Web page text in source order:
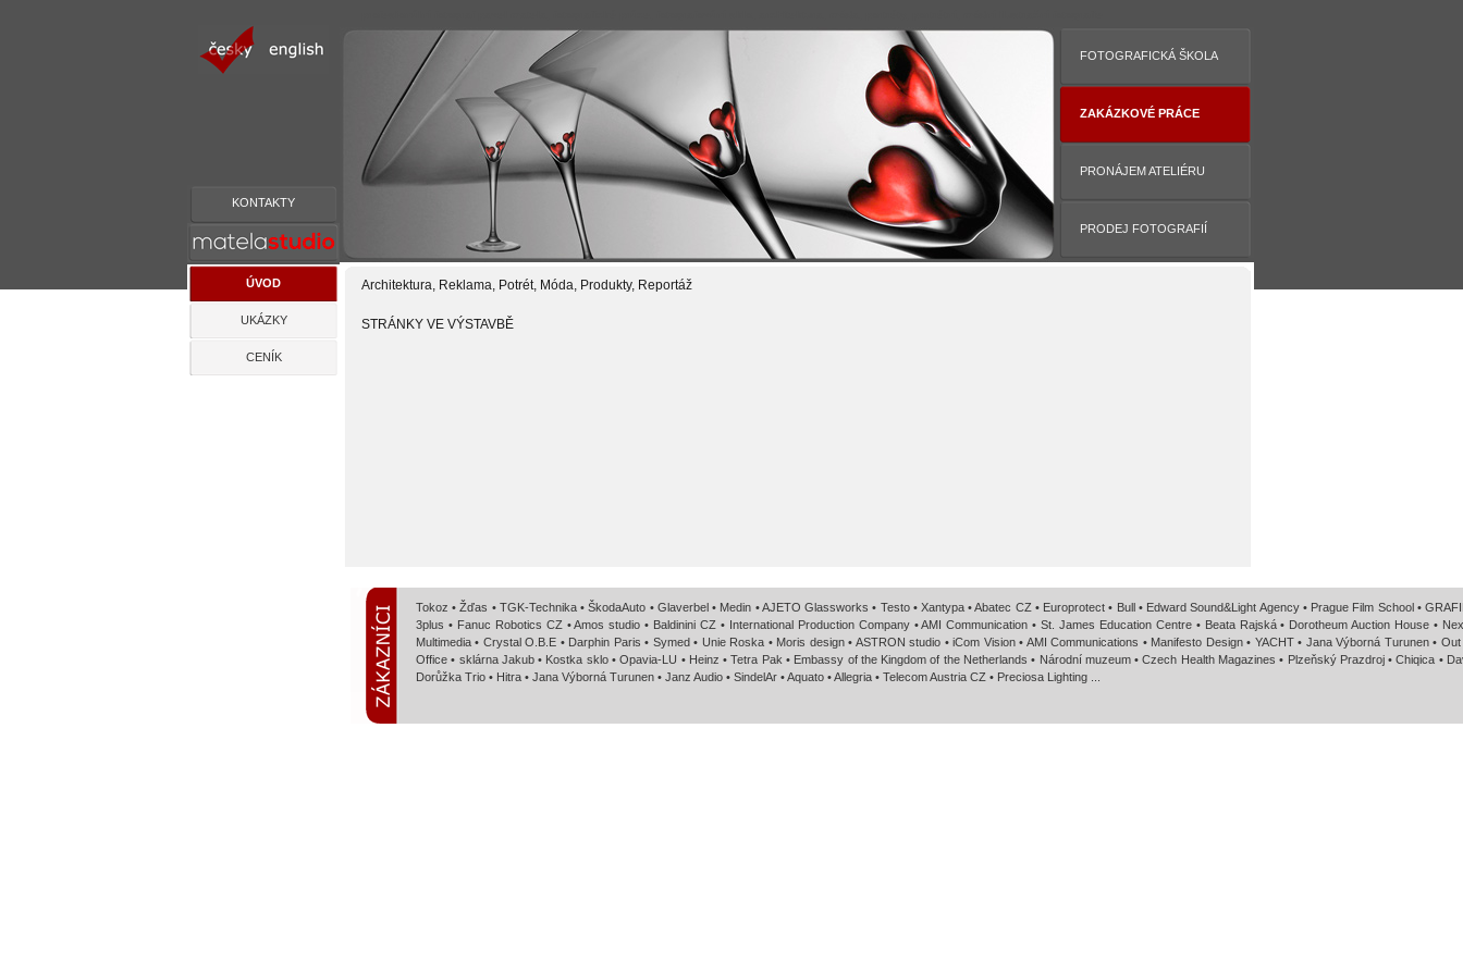
KONTAKTY
ÚVOD
UKÁZKY
CENÍK
FOTOGRAFICKÁ ŠKOLA
ZAKÁZKOVÉ PRÁCE
PRONÁJEM ATELIÉRU
PRODEJ FOTOGRAFIÍ
Architektura, Reklama, Potrét, Móda, Produkty, Reportáž
STRÁNKY VE VÝSTAVBĚ
Tokoz • Žďas • TGK-Technika • ŠkodaAuto • Glaverbel • Medin • AJETO Glassworks • Testo • Xantypa • Abatec CZ • Europrotect • Bull • Edward Sound&Light Agency • Prague Film School •
3plus • Fanuc Robotics CZ • Amos studio • Baldinini CZ • International Production Company • AMI Communication • St. James Education Centre • Beata Rajská • Dorotheum Auction House •
Multimedia • Crystal O.B.E • Darphin Paris • Symed • Unie Roska • Moris design • ASTRON studio • iCom Vision • AMI Communications • Manifesto Design • YACHT • Jana Výborná Turunen •
Office • sklárna Jakub • Kostka sklo • Opavia-LU • Heinz • Tetra Pak • Embassy of the Kingdom of the Netherlands • Národní muzeum • Czech Health Magazines • Plzeňský Prazdroj • Chiqica •
Dorůžka Trio • Hitra • Jana Výborná Turunen • Janz Audio • SindelAr • Aquato • Allegria • Telecom Austria CZ • Preciosa Lighting ...